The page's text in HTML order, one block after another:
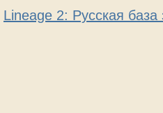
Lineage 2: Русская база